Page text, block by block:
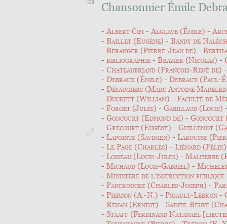
Chansonnier Émile
Albert Cim Alglave (Émile)
Baillet (Eugène)
Bandy de
Béranger (Pierre-Jean de)
bibliographie
Brazier (Nicolas)
Chateaubriand (François-René de)
Debraux (Émile)
Debraux (Paul-
Désaugiers (Marc Antoine
Duckett (William)
Faculté de
Forget (Jules)
Gabillaud (Louis)
Goncourt (Edmond de)
Goncourt
Grécourt (Eugène)
Guillemot
Lapointe (Savinien)
Larousse
Le Page (Charles)
Liénard (Félix)
Loiseau (Louis-Jules)
Malherbe
Michaud (Louis-Gabriel)
Ministère de l’instruction publique
Panckoucke (Charles-Joseph)
Pierson (A.-N.)
Pigault-Lebrun
Renan (Ernest)
Sainte-Beuve
Staaff (Ferdinand Natanael